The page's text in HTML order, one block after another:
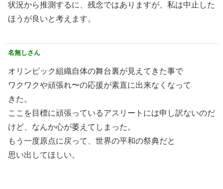
状況から推測するに、残念ではありますが、私は中止した
ほうが良いと考えます。
名無しさん
オリンピック組織自体の舞台裏が見えてきた事で
ワクワクや頑張れ〜の応援が素直に出来なくなって
きた。
ここを目標に頑張っているアスリートには申し訳ないのだ
けど、なんか心が萎えてしまった。
もう一度原点に戻って、世界の平和の祭典だと
思い出してほしい。